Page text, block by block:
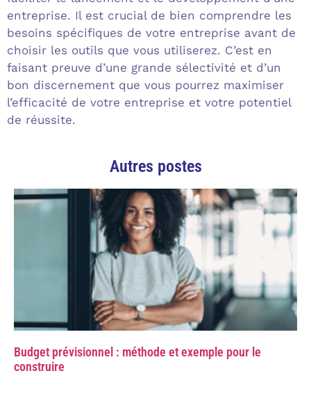
entreprise. Il est crucial de bien comprendre les
besoins spécifiques de votre entreprise avant de
choisir les outils que vous utiliserez. C’est en
faisant preuve d’une grande sélectivité et d’un
bon discernement que vous pourrez maximiser
l’efficacité de votre entreprise et votre potentiel
de réussite.
Autres postes
Budget prévisionnel : méthode et exemple pour le
construire